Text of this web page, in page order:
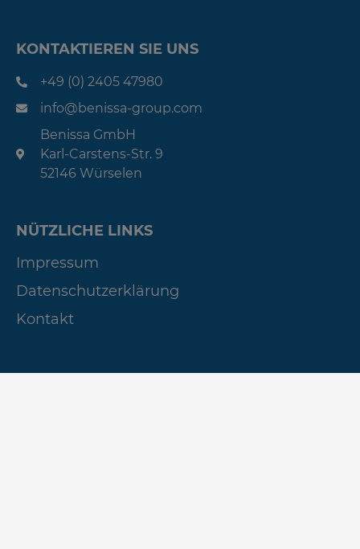
KONTAKTIEREN SIE UNS
+49 (0) 2405 47980
info@benissa-group.com
Benissa GmbH
Karl-Carstens-Str. 9
52146 Würselen
NÜTZLICHE LINKS
Impressum
Datenschutzerklärung
Kontakt